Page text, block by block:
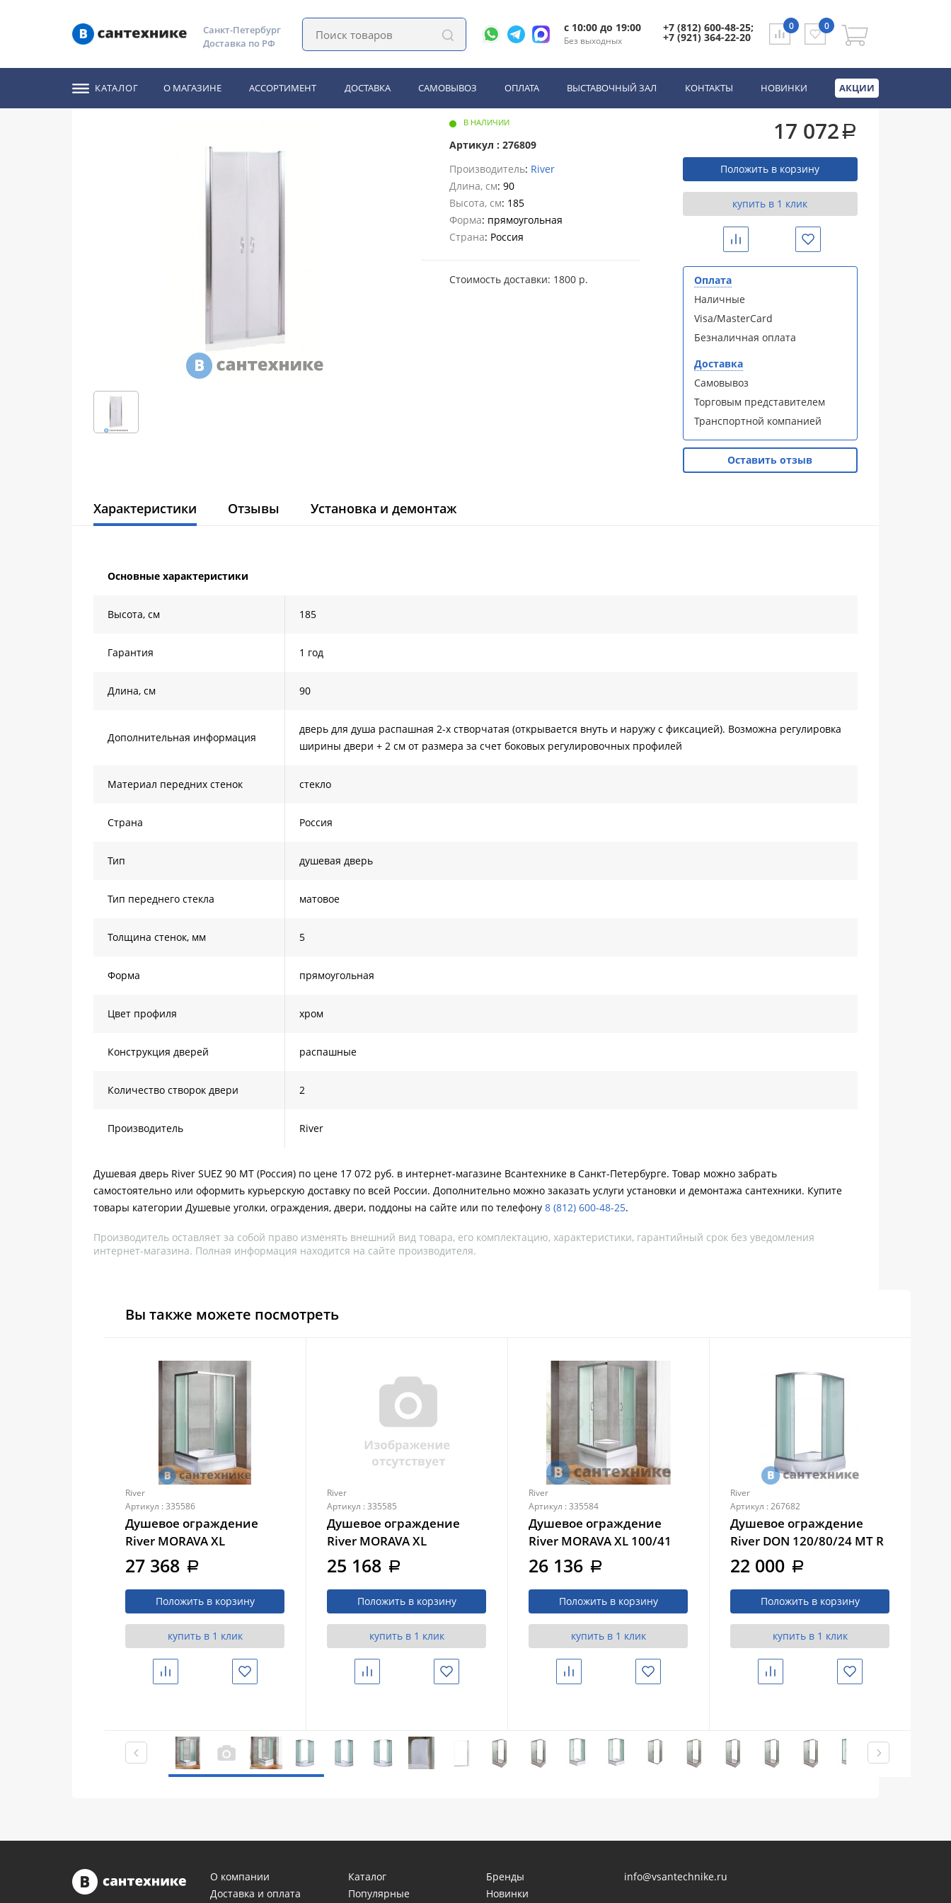
Санкт-Петербург
Доставка по РФ
c 10:00 до 19:00
Без выходных
+7 (812) 600-48-25;
+7 (921) 364-22-20
0 0
КАТАЛОГ О МАГАЗИНЕ АССОРТИМЕНТ ДОСТАВКА САМОВЫВОЗ ОПЛАТА ВЫСТАВОЧНЫЙ ЗАЛ КОНТАКТЫ НОВИНКИ АКЦИИ
Душевые уголки, ограждения, двери, поддоны Душевая дверь River SUEZ 90 МТ
Душевая дверь River SUEZ 90 МТ
В НАЛИЧИИ
Артикул : 276809
Производитель: River
Длина, см: 90
Высота, см: 185
Форма: прямоугольная
Страна: Россия
Стоимость доставки: 1800 р.
17 072a
Положить в корзину
купить в 1 клик
Сравнить Избранное
Оплата
Наличные
Visa/MasterCard
Безналичная оплата
Доставка
Самовывоз
Торговым представителем
Транспортной компанией
Оставить отзыв
Характеристики Отзывы Установка и демонтаж
Основные характеристики
Высота, см 185
Гарантия 1 год
Длина, см 90
Дополнительная информация
дверь для душа распашная 2-х створчатая (открывается внуть и наружу с фиксацией). Возможна регулировка
ширины двери + 2 см от размера за счет боковых регулировочных профилей
Материал передних стенок стекло
Страна Россия
Тип душевая дверь
Тип переднего стекла матовое
Толщина стенок, мм 5
Форма прямоугольная
Цвет профиля хром
Конструкция дверей распашные
Количество створок двери 2
Производитель River
Душевая дверь River SUEZ 90 МТ (Россия) по цене 17 072 руб. в интернет-магазине Всантехнике в Санкт-Петербурге. Товар можно забрать
самостоятельно или оформить курьерскую доставку по всей России. Дополнительно можно заказать услуги установки и демонтажа сантехники. Купите
товары категории Душевые уголки, ограждения, двери, поддоны на сайте или по телефону 8 (812) 600-48-25.
Производитель оставляет за собой право изменять внешний вид товара, его комплектацию, характеристики, гарантийный срок без уведомления
интернет-магазина. Полная информация находится на сайте производителя.
Вы также можете посмотреть
River
Артикул : 335586
Душевое ограждение
River MORAVA XL
120/80/41 MT с поддоном
27 368 a
Положить в корзину
купить в 1 клик
Сравнить Избранное
River
Артикул : 335585
Душевое ограждение
River MORAVA XL
100/80/41 MT с поддоном
25 168 a
Положить в корзину
купить в 1 клик
Сравнить Избранное
River
Артикул : 335584
Душевое ограждение
River MORAVA XL 100/41
MT с поддоном
26 136 a
Положить в корзину
купить в 1 клик
Сравнить Избранное
River
Артикул : 267682
Душевое ограждение
River DON 120/80/24 МТ R
+ поддон
22 000 a
Положить в корзину
купить в 1 клик
Сравнить Избранное
О компании
Доставка и оплата
Каталог
Популярные
Бренды
Новинки
info@vsantechnike.ru